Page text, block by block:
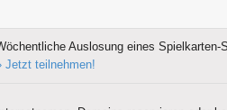
Auslosung eines Spielkarten-
Jetzt teilnehmen!